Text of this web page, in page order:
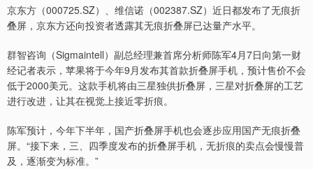
京东方（000725.SZ）、维信诺（002387.SZ）近日都发布了无痕折
叠屏，京东方还向投资者透露其无痕折叠屏已达量产水平。
群智咨询（Sigmaintell）副总经理兼首席分析师陈军4月7日向第一财
经记者表示，苹果将于今年9月发布其首款折叠屏手机，预计售价不会
低于2000美元。这款手机将由三星独供折叠屏，三星对折叠屏的工艺
进行改进，让其在视觉上接近零折痕。
陈军预计，今年下半年，国产折叠屏手机也会逐步应用国产无痕折叠
屏。“接下来，三、四季度发布的折叠屏手机，无折痕的卖点会慢慢普
及，逐渐变为标准。”